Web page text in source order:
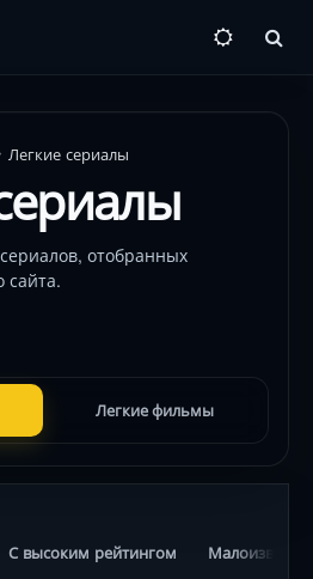
Легкие сериалы
отобранных
сайта.
Легкие фильмы
С высоким рейтингом